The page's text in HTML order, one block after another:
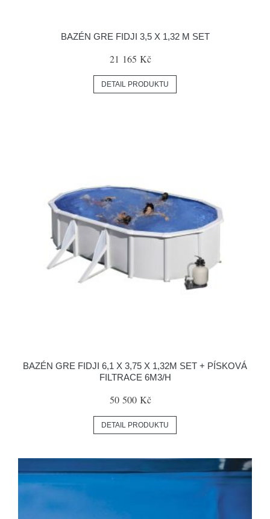
BAZÉN GRE FIDJI 3,5 X 1,32 M SET
21 165 Kč
DETAIL PRODUKTU
BAZÉN GRE FIDJI 6,1 X 3,75 X 1,32M SET + PÍSKOVÁ
FILTRACE 6M3/H
50 500 Kč
DETAIL PRODUKTU